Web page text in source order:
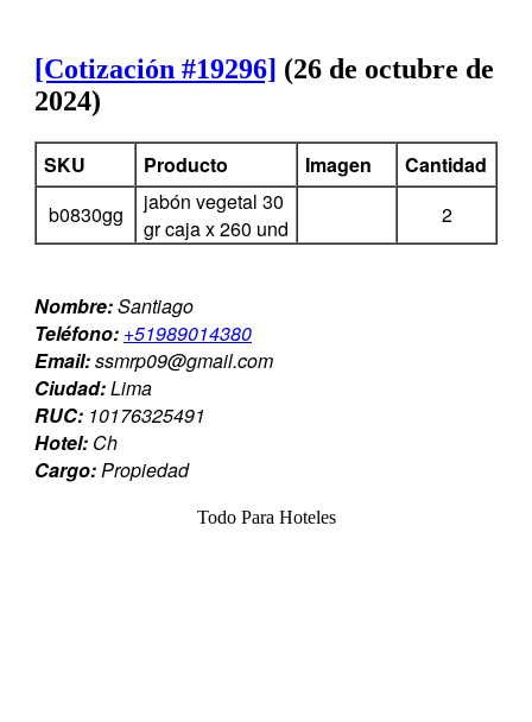
[Cotización #19296] (26 de octubre de
2024)
SKU Producto Imagen
Cantidad
b0830gg
jabón vegetal 30
gr caja x 260 und
2
Nombre:Santiago
Teléfono: +51989014380
Email:ssmrp09@gmail.com
Ciudad:Lima
RUC: 10176325491
Hotel: Ch
Cargo:Propiedad
Todo Para Hoteles